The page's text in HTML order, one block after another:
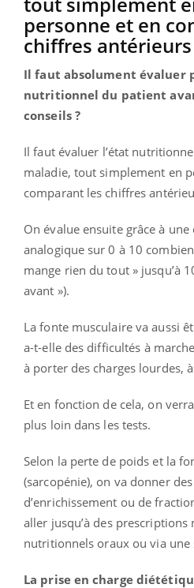
personne et en
chiffres
Il faut absolument évaluer
nutritionnel du patient
conseils ?
Il faut évaluer l’état
maladie, tout simplement en
comparant les chiffres
On évalue ensuite grâce à
analogique sur 0 à 10
mange rien du tout » jusqu’à
avant »).
La fonte musculaire va aussi
a-t-elle des difficultés à
à porter des charges lourdes,
Et en fonction de cela, on
plus loin dans les tests.
Selon la perte de poids et la
(sarcopénie), on va donner
d’enrichissement ou de
aller jusqu’à des
nutritionnels oraux ou via
La prise en charge